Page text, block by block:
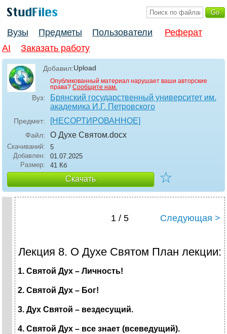
Вузы Предметы Пользователи
Реферат
AI
Заказать работу
Добавил:Upload
Опубликованный материал нарушает ваши авторские
права? Сообщите нам.
Вуз:
Брянский государственный университет им.
академика И.Г. Петровского
Предмет: [НЕСОРТИРОВАННОЕ]
Файл: О Духе Святом.docx
Скачиваний:
5
Добавлен:
01.07.2025
Размер:
41 Кб
Скачать ☆
1 / 5 Следующая >
Лекция 8. О Духе Святом План лекции:
1. Святой Дух – Личность!
2. Святой Дух – Бог!
3. Дух Святой – вездесущий.
4. Святой Дух – все знает (всеведущий).